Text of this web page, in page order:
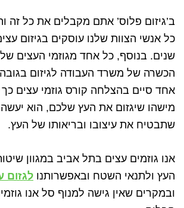
ב’גיזום פלוס’ אתם מקבלים את כל זה
כל אנשי הצוות שלנו עוסקים בגיזום
שנים. בנוסף, כל אחד מגוזמי העצים
הכשרה של משרד העבודה לגיזום
אחד סיים בהצלחה קורס גוזמי עצים
מישהו שיגזום את העץ שלכם, הוא
שתבטיח את עיצובו ובריאותו של העץ.
אנו גוזמים עצים בתל אביב במגוון
העץ ולתנאי השטח ובאפשרותנו לגזום
ובמקרים שאין גישה למנוף סל אנו